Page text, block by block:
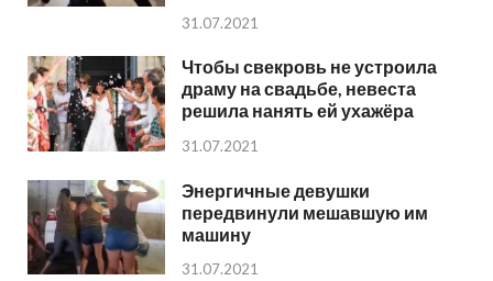
31.07.2021
Чтобы свекровь не устроила
драму на свадьбе, невеста
решила нанять ей ухажёра
31.07.2021
Энергичные девушки
передвинули мешавшую им
машину
31.07.2021